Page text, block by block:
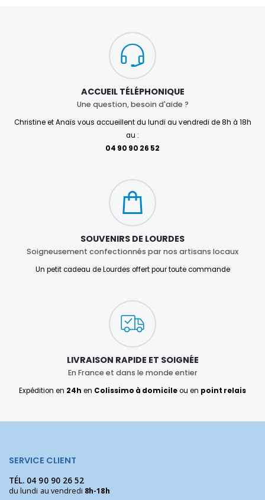
ACCUEIL TÉLÉPHONIQUE
Une question, besoin d'aide ?
Christine et Anaïs vous accueillent du lundi au vendredi de 8h à 18h
au :
04 90 90 26 52
SOUVENIRS DE LOURDES
Soigneusement confectionnés par nos artisans locaux
Un petit cadeau de Lourdes offert pour toute commande
LIVRAISON RAPIDE ET SOIGNÉE
En France et dans le monde entier
Expédition en 24h en Colissimo à domicileou en point relais
SERVICE CLIENT
TÉL. 04 90 90 26 52
du lundi au vendredi 8h-18h